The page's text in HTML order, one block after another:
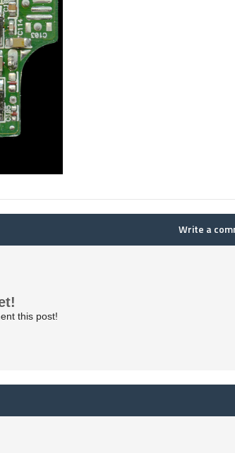
Write a
this post!